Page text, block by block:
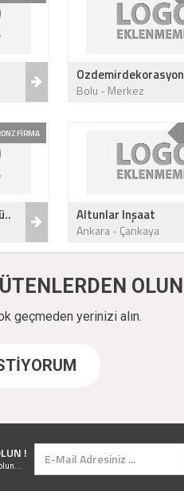
Ozdemirdekorasyon
Bolu - Merkez
FİRMA
Altunlar Inşaat
Ankara - Çankaya
OLUN
geçmeden yerinizi alın.
!